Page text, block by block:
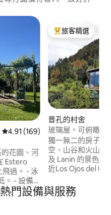
從 169 則評價中獲得 4.91 的平
4.91 (169)
花園、河
。 - 泳
備
旅客精選榜首
旅客精選
普孔的村舍
玻璃屋，可俯瞰山
獨一無二的房子，
空、山谷和火山
及 Lanin 的景色。 距離Pucon 13公里，靠
近Los Ojos del
麗的自然景觀。 4*4 車輛可直達門口。 若
開 4*2 車輛，您
門設備與服務